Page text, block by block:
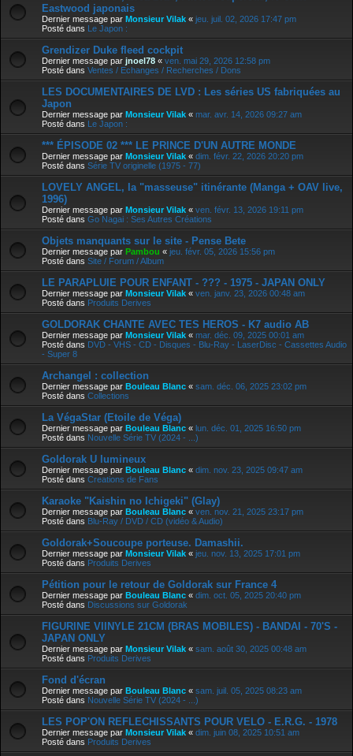
Eastwood japonais
Dernier message par Monsieur Vilak « jeu. juil. 02, 2026 17:47 pm
Posté dans Le Japon :
Grendizer Duke fleed cockpit
Dernier message par jnoel78 « ven. mai 29, 2026 12:58 pm
Posté dans Ventes / Echanges / Recherches / Dons
LES DOCUMENTAIRES DE LVD : Les séries US fabriquées au
Japon
Dernier message par Monsieur Vilak « mar. avr. 14, 2026 09:27 am
Posté dans Le Japon :
*** ÉPISODE 02 *** LE PRINCE D'UN AUTRE MONDE
Dernier message par Monsieur Vilak « dim. févr. 22, 2026 20:20 pm
Posté dans Série TV originelle (1975 - 77)
LOVELY ANGEL, la "masseuse" itinérante (Manga + OAV live,
1996)
Dernier message par Monsieur Vilak « ven. févr. 13, 2026 19:11 pm
Posté dans Go Nagai : Ses Autres Créations
Objets manquants sur le site - Pense Bete
Dernier message par Pambou « jeu. févr. 05, 2026 15:56 pm
Posté dans Site / Forum / Album
LE PARAPLUIE POUR ENFANT - ??? - 1975 - JAPAN ONLY
Dernier message par Monsieur Vilak « ven. janv. 23, 2026 00:48 am
Posté dans Produits Derives
GOLDORAK CHANTE AVEC TES HEROS - K7 audio AB
Dernier message par Monsieur Vilak « mar. déc. 09, 2025 00:01 am
Posté dans DVD - VHS - CD - Disques - Blu-Ray - LaserDisc - Cassettes Audio
- Super 8
Archangel : collection
Dernier message par Bouleau Blanc « sam. déc. 06, 2025 23:02 pm
Posté dans Collections
La VégaStar (Etoile de Véga)
Dernier message par Bouleau Blanc « lun. déc. 01, 2025 16:50 pm
Posté dans Nouvelle Série TV (2024 - ...)
Goldorak U lumineux
Dernier message par Bouleau Blanc « dim. nov. 23, 2025 09:47 am
Posté dans Creations de Fans
Karaoke "Kaishin no Ichigeki" (Glay)
Dernier message par Bouleau Blanc « ven. nov. 21, 2025 23:17 pm
Posté dans Blu-Ray / DVD / CD (vidéo & Audio)
Goldorak+Soucoupe porteuse. Damashii.
Dernier message par Monsieur Vilak « jeu. nov. 13, 2025 17:01 pm
Posté dans Produits Derives
Pétition pour le retour de Goldorak sur France 4
Dernier message par Bouleau Blanc « dim. oct. 05, 2025 20:40 pm
Posté dans Discussions sur Goldorak
FIGURINE VIINYLE 21CM (BRAS MOBILES) - BANDAI - 70'S -
JAPAN ONLY
Dernier message par Monsieur Vilak « sam. août 30, 2025 00:48 am
Posté dans Produits Derives
Fond d'écran
Dernier message par Bouleau Blanc « sam. juil. 05, 2025 08:23 am
Posté dans Nouvelle Série TV (2024 - ...)
LES POP'ON REFLECHISSANTS POUR VELO - E.R.G. - 1978
Dernier message par Monsieur Vilak « dim. juin 08, 2025 10:51 am
Posté dans Produits Derives